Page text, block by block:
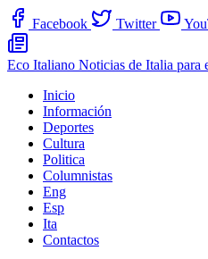
Facebook Twitter
Eco Italiano Noticias de Italia para
Inicio
Información
Deportes
Cultura
Politica
Columnistas
Eng
Esp
Ita
Contactos